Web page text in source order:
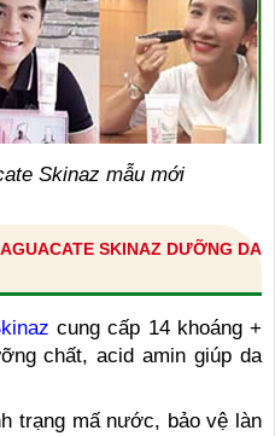
Skinaz mẫu mới
SKINAZ DƯỠNG DA
cung cấp 14 khoáng +
chất, acid amin giúp da
trạng mấ nước, bảo vệ làn